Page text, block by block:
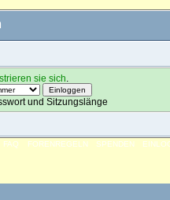
sie sich
und Sitzungslänge
FAQ FORENREGELN SPENDEN